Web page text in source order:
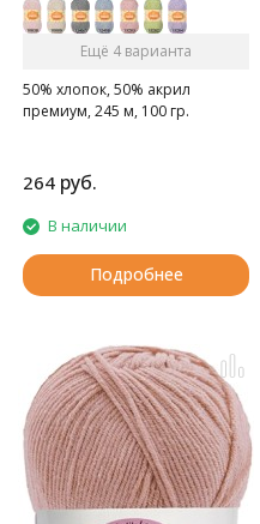
Ещё 4 варианта
50% хлопок, 50% акрил
премиум, 245 м, 100 гр.
264 руб.
В наличии
Подробнее